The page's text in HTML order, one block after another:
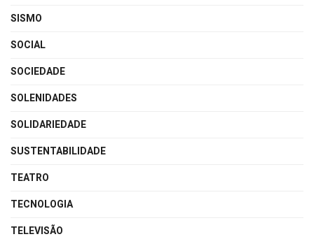
SISMO
SOCIAL
SOCIEDADE
SOLENIDADES
SOLIDARIEDADE
SUSTENTABILIDADE
TEATRO
TECNOLOGIA
TELEVISÃO